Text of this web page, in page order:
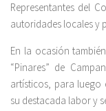
Representantes del
autoridades locales y
En la ocasión
“Pinares” de
artísticos, para
su destacada labor y